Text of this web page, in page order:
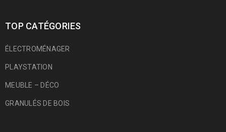
TOP CATÉGORIES
ÉLECTROMÉNAGER
PLAYSTATION
MEUBLE – DÉCO
GRANULÉS DE BOIS